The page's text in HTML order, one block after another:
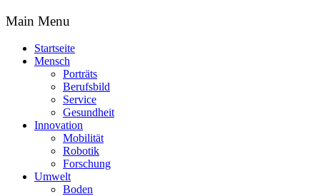
Main Menu
Startseite
Mensch
Porträts
Berufsbild
Service
Gesundheit
Innovation
Mobilität
Robotik
Forschung
Umwelt
Boden